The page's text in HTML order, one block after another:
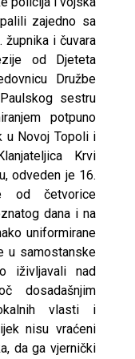
zajedno sa
župnika i čuvara
od Djeteta
Družbe
sestru
potpuno
u Novoj Topoli i
Krvi
odveden je 16.
od četvorice
dana i na
uniformirane
u samostanske
iživljavali nad
dosadašnjim
vlasti i
nisu vraćeni
da ga vjernički